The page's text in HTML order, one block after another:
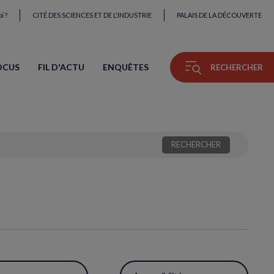
? CITÉ DES SCIENCES ET DE L'INDUSTRIE PALAIS DE LA DÉCOUVERTE
FIL D'ACTU ENQUÊTES RECHERCHER